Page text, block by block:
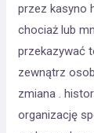
przez kasyno
chociaż lub
przekazywać
zewnątrz
zmiana .
organizację